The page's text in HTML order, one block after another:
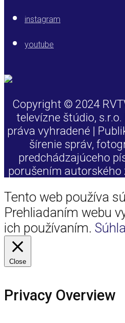
instagram
youtube
Copyright © 2024
televízne štúdio,
práva vyhradené |
šírenie správ,
predchádzajúceho
porušením autorského
Tento web používa
Prehliadaním webu
ich používaním.
Close
Privacy Overview